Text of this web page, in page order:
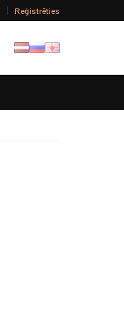
Reģistrēties